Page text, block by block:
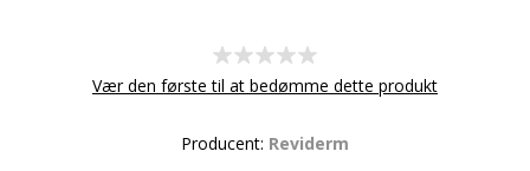
Vær den første til at bedømme dette produkt
Producent: Reviderm